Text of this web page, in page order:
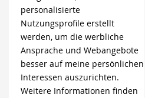
personalisierte
Nutzungsprofile erstellt
werden, um die werbliche
Ansprache und Webangebote
besser auf meine persönlichen
Interessen auszurichten.
Weitere Informationen finden